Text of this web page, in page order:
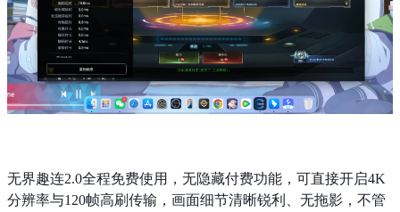
无界趣连2.0全程免费使用，无隐藏付费功能，可直接开启4K
分辨率与120帧高刷传输，画面细节清晰锐利、无拖影，不管